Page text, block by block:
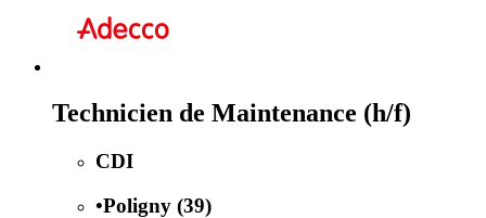
Technicien de Maintenance (h/f)
CDI
•Poligny (39)